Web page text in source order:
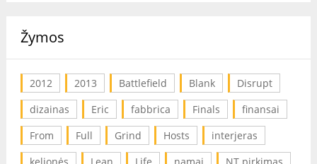
Žymos
2012 2013 Battlefield Blank
Disrupt
dizainas
Eric fabbrica Finals
finansai
From
Full Grind Hosts
interjeras
kelionės
Lean Life namai NT pirkimas